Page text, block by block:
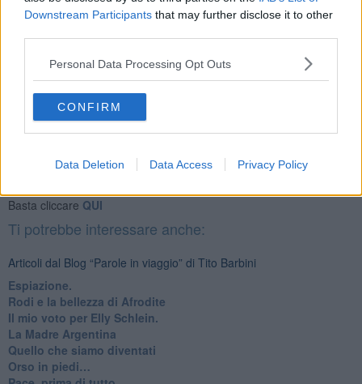
Downstream Participants that may further disclose it to other
Personal Data Processing Opt Outs
CONFIRM
Data Deletion Data Access Privacy Policy
l’amore, la gioia di vivere fossero parte essenziale della vita.
Tito Barbini
Newsletter QUInews - ToscanaMedia.Arriva gratis tutti i giorni
Basta cliccare QUI
Ti potrebbe interessare anche:
Articoli dal Blog “Parole in viaggio” di Tito Barbini
Espiazione.
Rodi e la bellezza di Afrodite
​Il mio voto per Elly Schlein.
​La Madre Argentina
Quello che siamo diventati
Orso in piedi…